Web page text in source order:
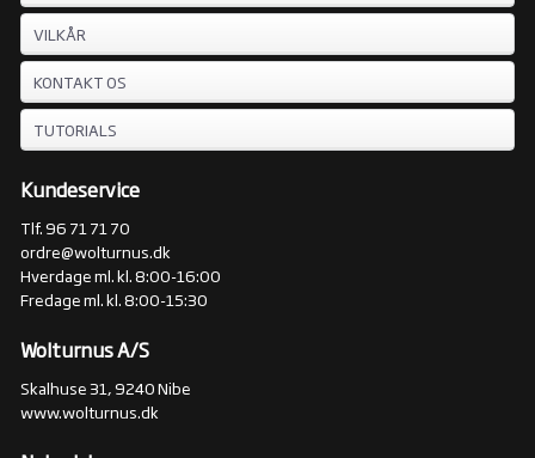
VILKÅR
KONTAKT OS
TUTORIALS
Kundeservice
Tlf. 96 71 71 70
ordre@wolturnus.dk
Hverdage ml. kl. 8:00-16:00
Fredage ml. kl. 8:00-15:30
Wolturnus A/S
Skalhuse 31, 9240 Nibe
www.wolturnus.dk